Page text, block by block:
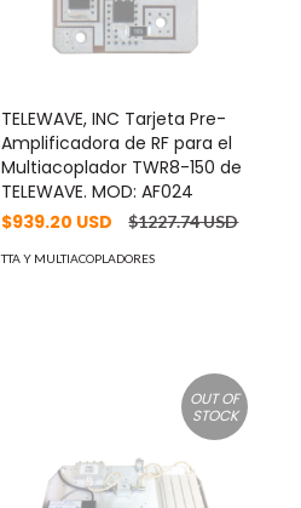
TELEWAVE, INC Tarjeta Pre-
Amplificadora de RF para el
Multiacoplador TWR8-150 de
TELEWAVE. MOD: AF024
$939.20 USD
$1227.74 USD
TTA Y MULTIACOPLADORES
OUT OF
STOCK